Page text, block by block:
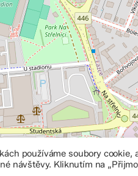
používáme soubory
návštěvy. Kliknutím na